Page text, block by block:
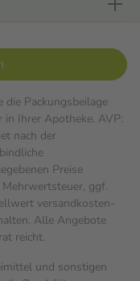
die Packungsbeilage
Ihrer Apotheke. AVP:
nach der
Preise
ggf.
versand­kosten­
Alle Angebote
reicht.
und sonstigen